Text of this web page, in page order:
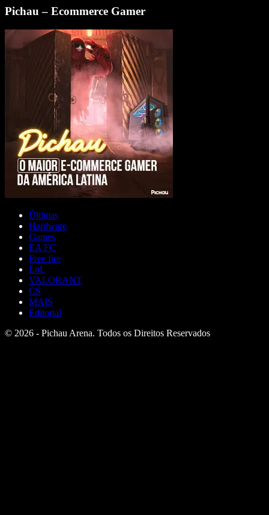
Pichau – Ecommerce Gamer
Últimas
Hardware
Games
EA FC
Free fire
LoL
VALORANT
CS
MAIS
Editorial
© 2026 - Pichau Arena. Todos os Direitos Reservados